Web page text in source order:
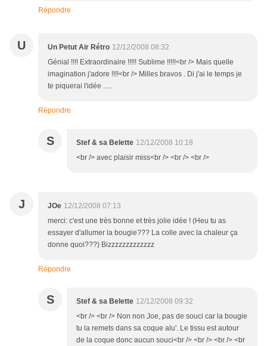
Répondre
U Un Petut Air Rétro 12/12/2008 08:32
Génial !!!! Extraordinaire !!!!! Sublime !!!!!<br /> Mais quelle
imagination j'adore !!!!<br /> Milles bravos . Di j'ai le temps je
te piquerai l'idée .....
Répondre
S Stef & sa Belette 12/12/2008 10:18
<br /> avec plaisir miss<br /> <br /> <br />
J JOe 12/12/2008 07:13
merci: c'est une très bonne et très jolie idée ! (Heu tu as
essayer d'allumer la bougie??? La colle avec la chaleur ça
donne quoi???) Bizzzzzzzzzzzzz
Répondre
S Stef & sa Belette 12/12/2008 09:32
<br /> <br /> Non non Joe, pas de souci car la bougie
tu la remets dans sa coque alu'. Le tissu est autour
de la coque donc aucun souci<br /> <br /> <br /> <br